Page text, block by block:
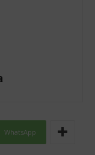
WhatsApp